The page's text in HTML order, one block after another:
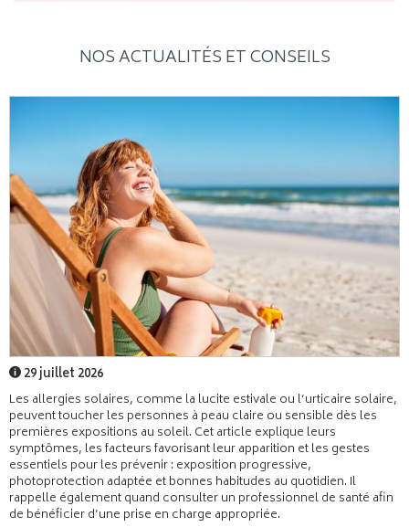
NOS ACTUALITÉS ET CONSEILS
29 juillet 2026
Les allergies solaires, comme la lucite estivale ou l’urticaire solaire,
peuvent toucher les personnes à peau claire ou sensible dès les
premières expositions au soleil. Cet article explique leurs
symptômes, les facteurs favorisant leur apparition et les gestes
essentiels pour les prévenir : exposition progressive,
photoprotection adaptée et bonnes habitudes au quotidien. Il
rappelle également quand consulter un professionnel de santé afin
de bénéficier d’une prise en charge appropriée.